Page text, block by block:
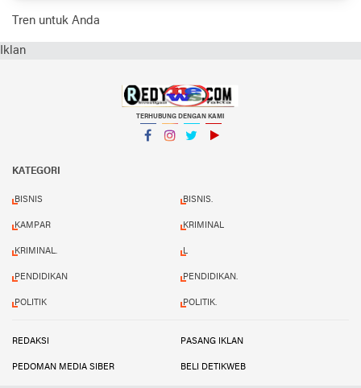
Tren untuk Anda
Iklan
TERHUBUNG DENGAN KAMI
KATEGORI
BISNIS BISNIS.
KAMPAR KRIMINAL
KRIMINAL. L
PENDIDIKAN PENDIDIKAN.
POLITIK POLITIK.
REDAKSI PASANG IKLAN
PEDOMAN MEDIA SIBER BELI DETIKWEB